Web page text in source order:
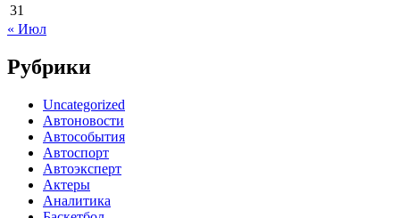
31
« Июл
Рубрики
Uncategorized
Автоновости
Автособытия
Автоспорт
Автоэксперт
Актеры
Аналитика